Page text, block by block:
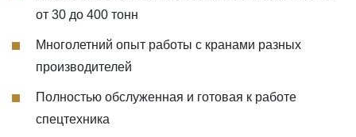
от 30 до 400 тонн
Многолетний опыт работы с кранами разных
производителей
Полностью обслуженная и готовая к работе
спецтехника